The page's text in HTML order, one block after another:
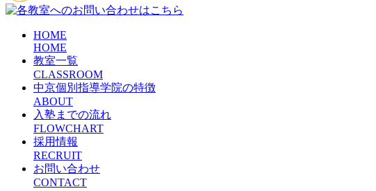
HOME
HOME
教室一覧
CLASSROOM
中京個別指導学院の特徴
ABOUT
入塾までの流れ
FLOWCHART
採用情報
RECRUIT
お問い合わせ
CONTACT